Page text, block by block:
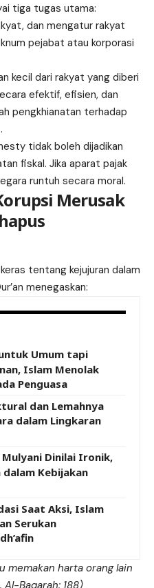
tiga tugas utama:
dan mengatur rakyat
pejabat atau korporasi
kecil dari rakyat yang diberi
efektif, efisien, dan
pengkhianatan terhadap
tidak boleh dijadikan
fiskal. Jika aparat pajak
runtuh secara moral.
Merusak
tentang kejujuran dalam
menegaskan:
Umum tapi
Islam Menolak
Penguasa
dan Lemahnya
dalam Lingkaran
Mulyani Dinilai Ironik,
Kebijakan
Saat Aksi, Islam
Serukan
memakan harta orang lain
Al-Baqarah: 188)